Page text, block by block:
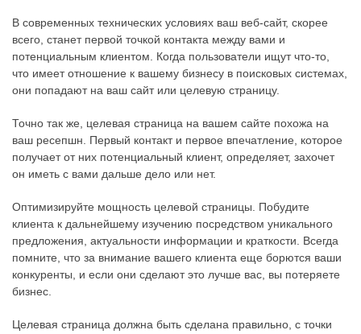
В современных технических условиях ваш веб-сайт, скорее
всего, станет первой точкой контакта между вами и
потенциальным клиентом. Когда пользователи ищут что-то,
что имеет отношение к вашему бизнесу в поисковых системах,
они попадают на ваш сайт или целевую страницу.
Точно так же, целевая страница на вашем сайте похожа на
ваш ресепшн. Первый контакт и первое впечатление, которое
получает от них потенциальный клиент, определяет, захочет
он иметь с вами дальше дело или нет.
Оптимизируйте мощность целевой страницы. Побудите
клиента к дальнейшему изучению посредством уникального
предложения, актуальности информации и краткости. Всегда
помните, что за внимание вашего клиента еще борются ваши
конкуренты, и если они сделают это лучше вас, вы потеряете
бизнес.
Целевая страница должна быть сделана правильно, с точки